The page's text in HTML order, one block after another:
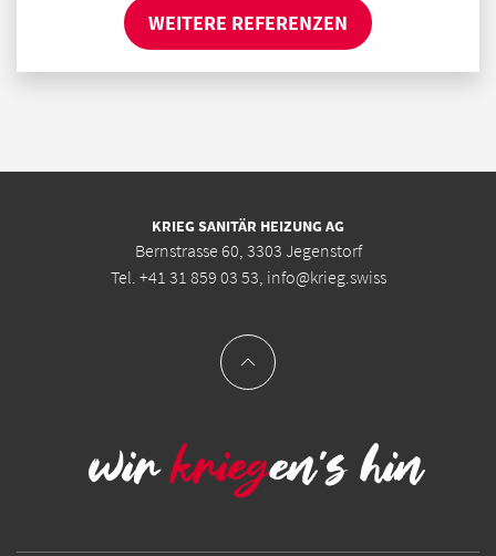
WEITERE REFERENZEN
KRIEG SANITÄR HEIZUNG AG
Bernstrasse 60, 3303 Jegenstorf
Tel. +41 31 859 03 53 info@krieg.swiss